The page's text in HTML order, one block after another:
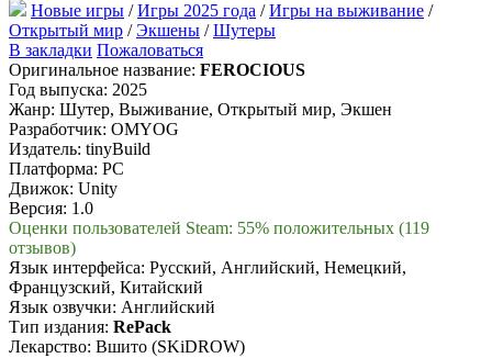
Новые игры /Игры 2025 года /Игры на выживание /
Открытый мир /Экшены /Шутеры
В закладки Пожаловаться
Оригинальное название: FEROCIOUS
Год выпуска: 2025
Жанр: Шутер, Выживание, Открытый мир, Экшен
Разработчик: OMYOG
Издатель: tinyBuild
Платформа: PC
Движок: Unity
Версия: 1.0
Оценки пользователей Steam: 55% положительных (119
отзывов)
Язык интерфейса: Русский, Английский, Немецкий,
Французский, Китайский
Язык озвучки: Английский
Тип издания: RePack
Лекарство: Вшито (SKiDROW)